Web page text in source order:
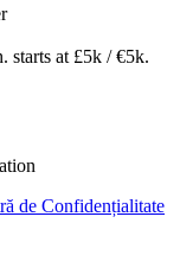
starts at £5k / €5k.
de Confidențialitate